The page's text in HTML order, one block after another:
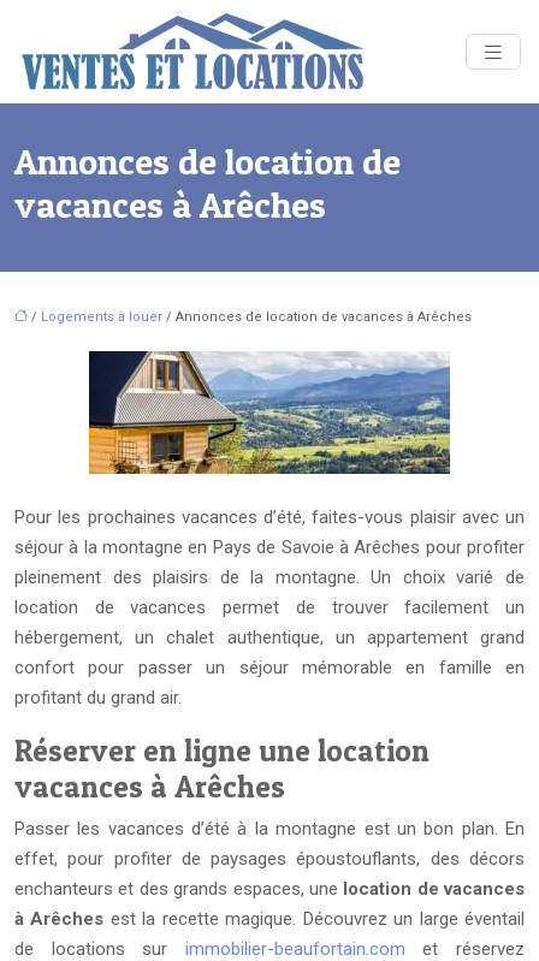
Annonces de location de
vacances à Arêches
/ Logements à louer / Annonces de location de vacances à Arêches
Pour les prochaines vacances d’été, faites-vous plaisir avec un
séjour à la montagne en Pays de Savoie à Arêches pour profiter
pleinement des plaisirs de la montagne. Un choix varié de
location de vacances permet de trouver facilement un
hébergement, un chalet authentique, un appartement grand
confort pour passer un séjour mémorable en famille en
profitant du grand air.
Réserver en ligne une location
vacances à Arêches
Passer les vacances d’été à la montagne est un bon plan. En
effet, pour profiter de paysages époustouflants, des décors
enchanteurs et des grands espaces, une location de vacances
à Arêches est la recette magique. Découvrez un large éventail
de locations sur immobilier-beaufortain.com et réservez